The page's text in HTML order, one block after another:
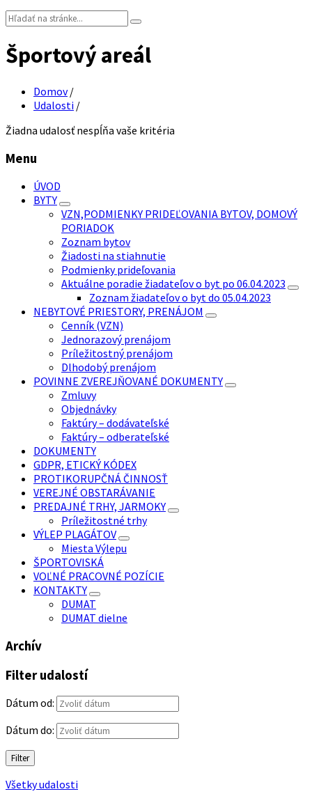
Vyhľadávanie:
Športový areál
Domov /
Udalosti /
Žiadna udalosť nespĺňa vaše kritéria
Menu
ÚVOD
BYTY
VZN,PODMIENKY PRIDEĽOVANIA BYTOV, DOMOVÝ
PORIADOK
Zoznam bytov
Žiadosti na stiahnutie
Podmienky prideľovania
Aktuálne poradie žiadateľov o byt po 06.04.2023
Zoznam žiadateľov o byt do 05.04.2023
NEBYTOVÉ PRIESTORY, PRENÁJOM
Cenník (VZN)
Jednorazový prenájom
Príležitostný prenájom
Dlhodobý prenájom
POVINNE ZVEREJŇOVANÉ DOKUMENTY
Zmluvy
Objednávky
Faktúry – dodávateľské
Faktúry – odberateľské
DOKUMENTY
GDPR, ETICKÝ KÓDEX
PROTIKORUPČNÁ ČINNOSŤ
VEREJNÉ OBSTARÁVANIE
PREDAJNÉ TRHY, JARMOKY
Príležitostné trhy
VÝLEP PLAGÁTOV
Miesta Výlepu
ŠPORTOVISKÁ
VOĽNÉ PRACOVNÉ POZÍCIE
KONTAKTY
DUMAT
DUMAT dielne
Archív
Filter udalostí
Dátum od:
Dátum do:
Filter
Všetky udalosti